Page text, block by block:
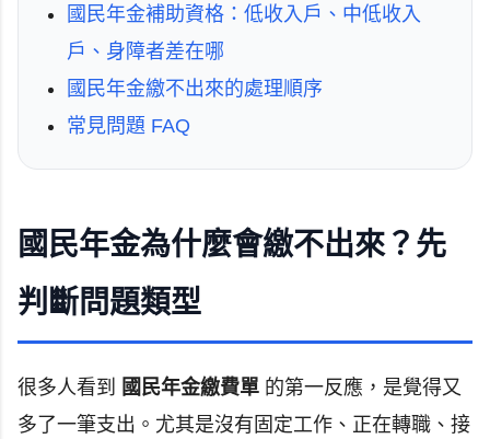
國民年金補助資格：低收入戶、中低收入
戶、身障者差在哪
國民年金繳不出來的處理順序
常見問題 FAQ
國民年金為什麼會繳不出來？先
判斷問題類型
很多人看到 國民年金繳費單 的第一反應，是覺得又
多了一筆支出。尤其是沒有固定工作、正在轉職、接